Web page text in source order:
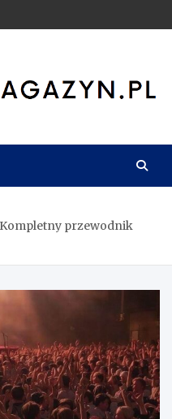
Kompletny przewodnik